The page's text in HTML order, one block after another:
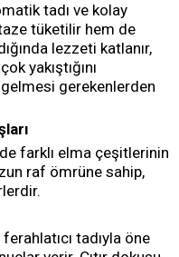
tadı ve kolay
tüketilir hem de
lezzeti katlanır,
yakıştığını
gelmesi gerekenlerden
farklı elma çeşitlerinin
raf ömrüne sahip,
tadıyla öne